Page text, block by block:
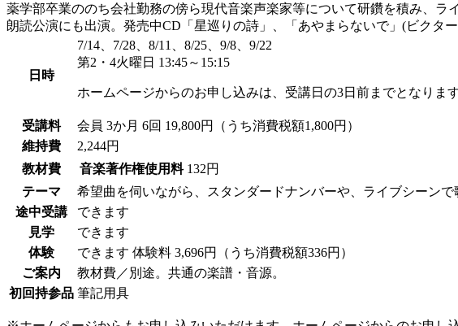
薬学部卒業ののち会社勤務の傍ら現代音楽声楽家等について研鑽を積み、ラ
朗読公演にも出演。発売中CD「星巡りの詩」、「あやまらないで」(ビクター
日時
7/14、7/28、8/11、8/25、9/8、9/22
第2・4火曜日 13:45～15:15
ホームページからのお申し込みは、受講日の3日前までとなります
受講料 会員 3か月 6回 19,800円（うち消費税額1,800円）
維持費
2,244円
教材費
音楽著作権使用料 132円
テーマ
希望曲を伺いながら、スタンダードナンバーや、ライブシーンで
途中受講
できます
見学
できます
体験
できます 体験料 3,696円（うち消費税額336円）
ご案内
教材費／別途。共通の楽譜・音源。
初回持参品 筆記用具